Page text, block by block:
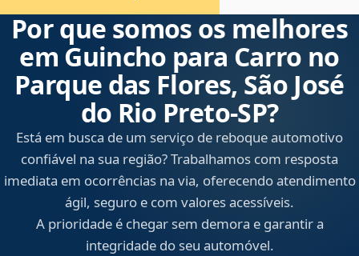
Por que somos os melhores
em Guincho para Carro no
Parque das Flores, São José
do Rio Preto‑SP?
Está em busca de um serviço de reboque automotivo
confiável na sua região? Trabalhamos com resposta
imediata em ocorrências na via, oferecendo atendimento
ágil, seguro e com valores acessíveis.
A prioridade é chegar sem demora e garantir a
integridade do seu automóvel.